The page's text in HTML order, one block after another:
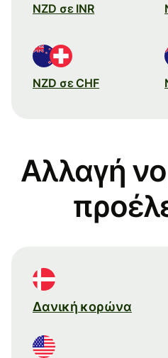
NZD σε INR
NZD σε CHF
Αλλαγή
Δανική κορώνα